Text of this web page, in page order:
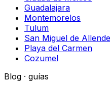
Guadalajara
Montemorelos
Tulum
San Miguel de Allende
Playa del Carmen
Cozumel
Blog · guías